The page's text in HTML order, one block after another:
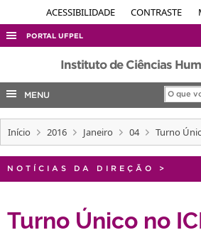
ACESSIBILIDADE CONTRASTE
PORTAL UFPEL
ACESSO À INFORMAÇÃO
AUDITORIA
COBALTO
CONCURSOS
EDITAIS
INTERNACIONAL
PORTARIAS
Instituto de Ciências
MENU
Início 2016 Janeiro 04 Turno
NOTÍCIAS DA DIREÇÃO >
Turno Único no